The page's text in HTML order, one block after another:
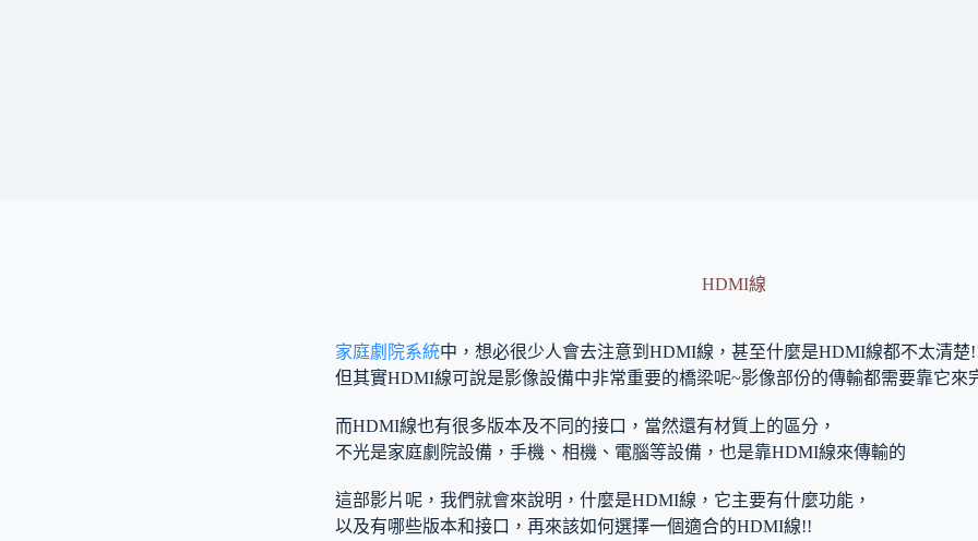
HDMI線
家庭劇院系統中，想必很少人會去注意到HDMI線，甚至什麼是HDMI線都不太清楚
但其實HDMI線可說是影像設備中非常重要的橋梁呢~影像部份的傳輸都需要靠它來
而HDMI線也有很多版本及不同的接口，當然還有材質上的區分，
不光是家庭劇院設備，手機、相機、電腦等設備，也是靠HDMI線來傳輸的
這部影片呢，我們就會來說明，什麼是HDMI線，它主要有什麼功能，
以及有哪些版本和接口，再來該如何選擇一個適合的HDMI線!!